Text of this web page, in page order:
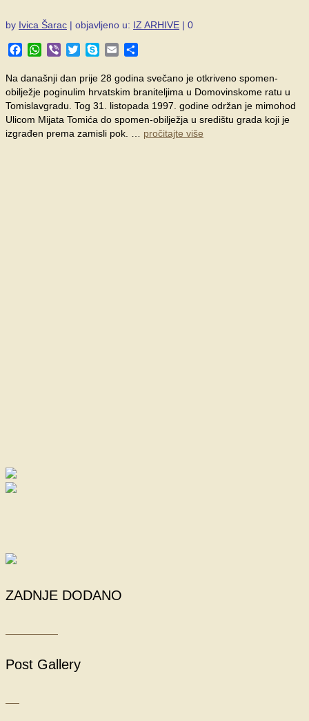
by Ivica Šarac | objavljeno u: IZ ARHIVE | 0
Facebook
WhatsApp
Viber TwitterSkypeEmail
Na današnji dan prije 28 godina svečano je otkriveno spomen-
obilježje poginulim hrvatskim braniteljima u Domovinskome ratu u
Tomislavgradu. Tog 31. listopada 1997. godine održan je mimohod
Ulicom Mijata Tomića do spomen-obilježja u središtu grada koji je
izgrađen prema zamisli pok. … pročitajte više
ZADNJE DODANO
Post Gallery